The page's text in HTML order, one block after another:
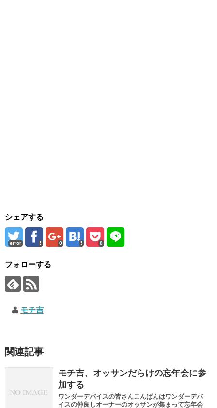
シェアする
error 0 0
フォローする
モチ吉
関連記事
モチ吉、オッサンだらけの忘年会に参
加する
ワンダーデバイスの皆さんこんばんはワンダーデバ
イスの仲良しオーナーのオッサンが集まって忘年会